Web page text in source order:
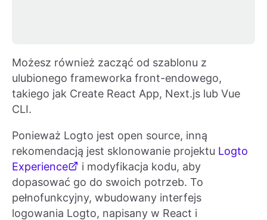
Możesz również zacząć od szablonu z
ulubionego frameworka front-endowego,
takiego jak Create React App, Next.js lub Vue
CLI.
Ponieważ Logto jest open source, inną
rekomendacją jest sklonowanie projektu Logto
Experience
i modyfikacja kodu, aby
dopasować go do swoich potrzeb. To
pełnofunkcyjny, wbudowany interfejs
logowania Logto, napisany w React i